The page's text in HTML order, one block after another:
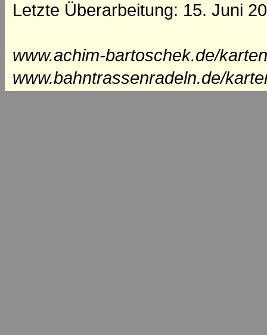
Letzte Überarbeitung: 15. Juni
www.achim-bartoschek.de/
www.bahntrassenradeln.de/